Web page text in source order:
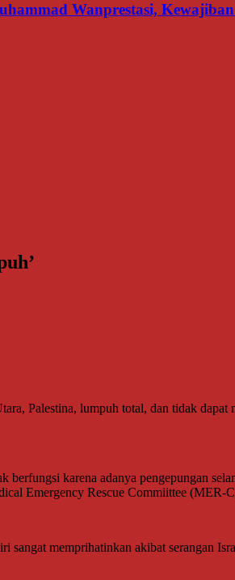
Wanprestasi,
Palestina, lumpuh total, dan tidak
berfungsi karena adanya pengepungan
Emergency Rescue Commiittee
memprihatinkan akibat serangan